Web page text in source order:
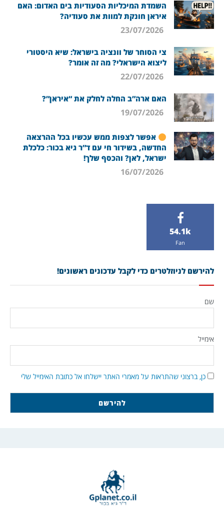
השמדת המיכליות הסעודיות בים האדום: האם
איראן חונקת למוות את סעודיה?
צי הסוחר של וונציה בישראל: שיא היסטורי
ליצוא הישראלי? מה זה אומר?
האם ארה”ב החלה לחלק את “איראן”?
אפשר לצפות ממש עכשיו בכל ההרצאה
החדשה, בשידור חי עם ד”ר גיא בכור: כלכלת
ישראל, לאן? והכסף שלך!
54.1k
Fan
להירשם לניוזלטרים כדי לקבל עדכונים ראשונים!
שם
אימייל
כן, ברצוני שהתראות על מאמרי האתר יישלחו אל כתובת האימייל שלי